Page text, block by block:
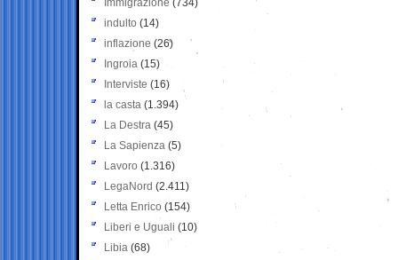
Immigrazione (734)
indulto (14)
inflazione (26)
Ingroia (15)
Interviste (16)
la casta (1.394)
La Destra (45)
La Sapienza (5)
Lavoro (1.316)
LegaNord (2.411)
Letta Enrico (154)
Liberi e Uguali (10)
Libia (68)